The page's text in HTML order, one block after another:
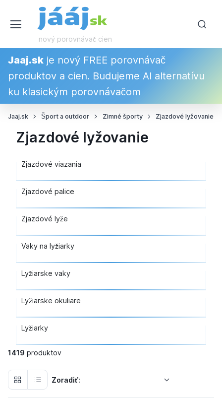
nový porovnávač cien
Jaaj.sk je nový FREE porovnávač
produktov a cien. Budujeme AI alternatívu
ku klasickým porovnávačom
Jaaj.sk Šport a outdoor Zimné športy Zjazdové lyžovanie
Zjazdové lyžovanie
Zjazdové viazania
Zjazdové palice
Zjazdové lyže
Vaky na lyžiarky
Lyžiarske vaky
Lyžiarske okuliare
Lyžiarky
1419 produktov
Zoradiť: